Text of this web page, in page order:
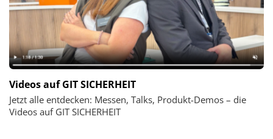
Videos auf GIT SICHERHEIT
Jetzt alle entdecken: Messen, Talks, Produkt-Demos – die
Videos auf GIT SICHERHEIT